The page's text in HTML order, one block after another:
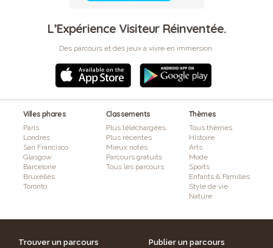
L’Expérience Visiteur Réinventée.
Des parcours et des jeux à vivre en immersion.
Villes phares
Paris
Londres
San Francisco
Glasgow
Barcelone
Bruxelles
Toronto
Classements
Plus téléchargées
Plus récentes
Mieux notés
Parcours gratuits
Tous les parcours
Thèmes
Tous thèmes
Histoire
Arts
Mode
Sports
Enfants & Familles
Style de vie
Nature
Trouver un parcours
Publier un parcours